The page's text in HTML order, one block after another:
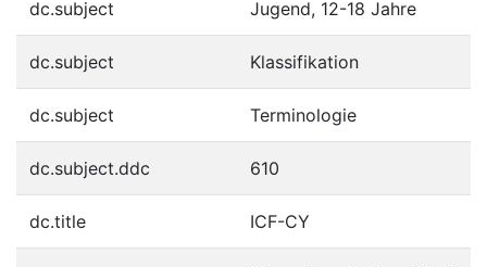
dc.subject Jugend, 12-18 Jahre
dc.subject Klassifikation
dc.subject Terminologie
dc.subject.ddc 610
dc.title ICF-CY